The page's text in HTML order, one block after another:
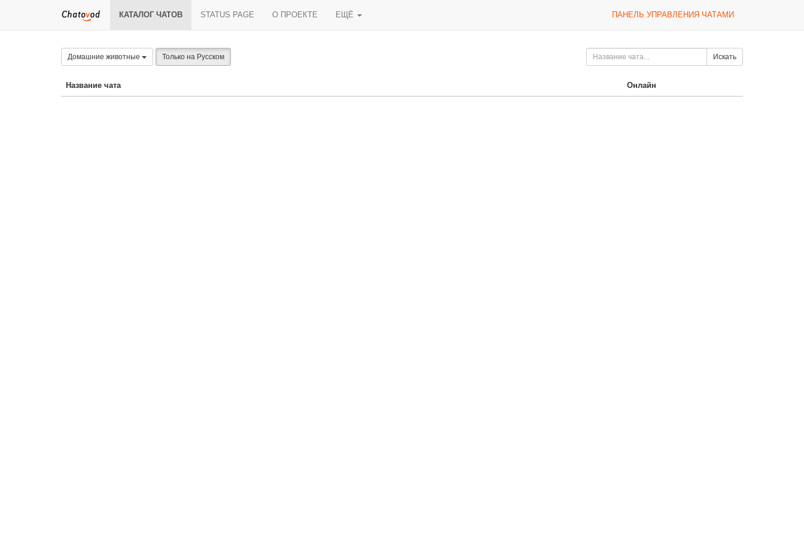
КАТАЛОГ ЧАТОВ STATUS PAGE О ПРОЕКТЕ ЕЩЁ ПАНЕЛЬ УПРАВЛЕНИЯ ЧАТАМИ
Домашние животные Только на Русском Искать
Название чата Онлайн